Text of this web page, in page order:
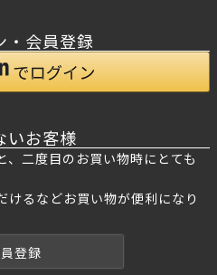
・会員登録
いお客様
二度目のお買い物時にとても
けるなどお買い物が便利になり
登録